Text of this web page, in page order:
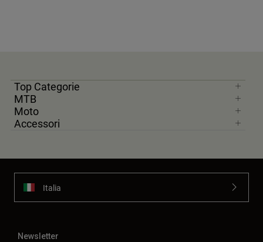
Top Categorie
MTB
Moto
Accessori
Italia
Newsletter